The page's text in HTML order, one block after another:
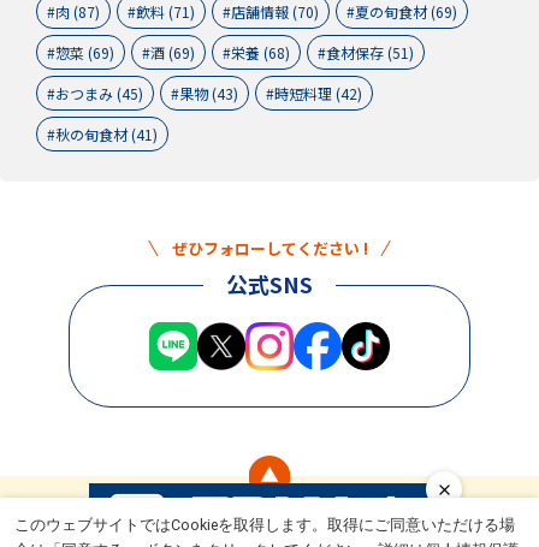
このウェブサイトではCookieを取得します。取得にご同意いただける場
肉 (87)
飲料 (71) 店舗情報 (70)
夏の旬食材 (69)
惣菜 (69)
酒 (69) 栄養 (68)
食材保存 (51)
おつまみ (45)
果物 (43)
時短料理 (42)
秋の旬食材 (41)
ぜひフォローしてください !
公式SNS